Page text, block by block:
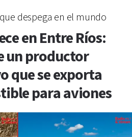
despega en el mundo
en Entre Ríos:
un productor
que se exporta
para aviones